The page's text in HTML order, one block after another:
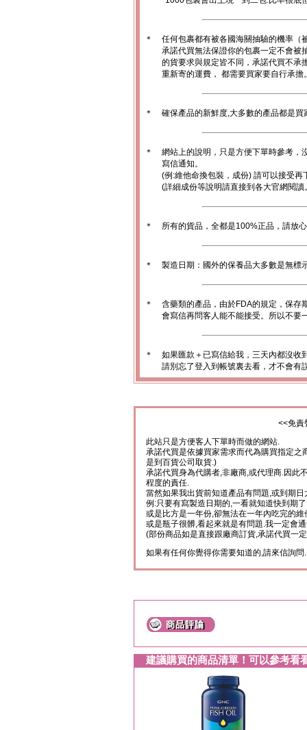
＊
任何包裹都有被各國海關抽驗的機率（
承諾代買無法保證你的包裹一定不會被
的貨要求與規定皆不同，承諾代買不承
重新寄的運費， 都需要買家要自行承擔
＊ 確保產品的新鮮度,大多數的產品都是
＊
網站上的說明，只是方便下單時參考，
寫信通知。
(例:維他命換包裝，成份) 請可以接受再
(詳細成份等說明請直接到各大官網閱讀
＊ 所有的貨品，全都是100%正品，請放
＊ 製造日期：國外的保養品大多數是無標
＊
含藥類的產品，由於FDA的規定，保存
會寫信再問客人能不能接受。所以不要
＊
如果匯款＋已寫信給我，三天內都沒收
請別忘了登入到帳號裏去看，才不會有
<<免責
此站只是方便客人下單時而做的網站.
承諾代買是依據買家需求而代為購買指定之
是到百貨公司取貨.)
承諾代買身為代購者,非廠商,或代理商.因此
程度的責任.
當然如果我出貨前知道產品有問題,或到期
例:只要有寫製造日期的,一看就知道快到期
或是比方是一年份,卻無法在一年內吃完的維
或是瓶子很髒,看起來就是有問題.我一定會
(部份商品如是直接跟廠商訂貨,承諾代買一
如果有任何你覺得你需要知道的,請來信詢問.
建議購買的商品清單！可以參考看